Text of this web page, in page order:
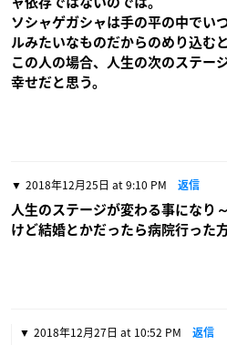
ソシャゲガシャは手の平の中でい
ルみたいなものだからのめり込む
この人の場合、人生の次のステー
幸せだと思う。
2018年12月25日 at 9:10 PM 返信
人生のステージが変わる事になり
けど結婚とかだったら病院行った
2018年12月27日 at 10:52 PM 返信